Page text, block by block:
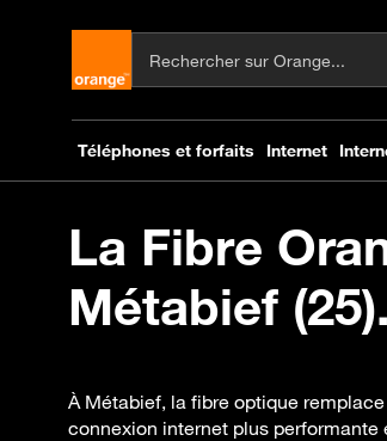
La Fibre
Métabief (25).
À Métabief, la fibre optique
connexion internet plus performante